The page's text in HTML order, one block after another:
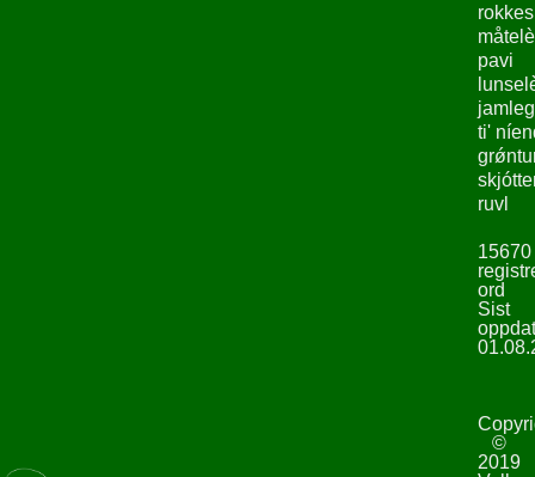
pavi
ti'
ruvl
15670
ord
Sist
©
2019